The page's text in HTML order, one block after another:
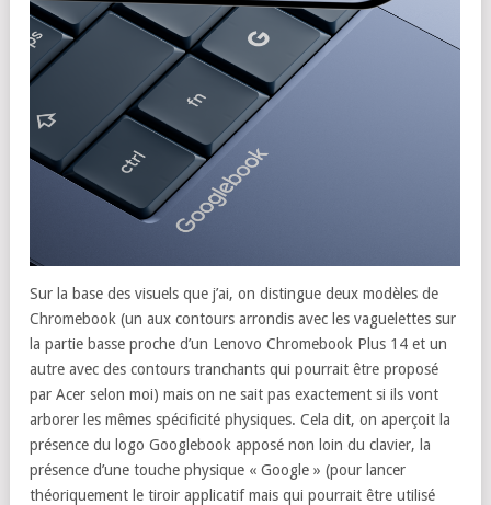
Sur la base des visuels que j’ai, on distingue deux modèles de
Chromebook (un aux contours arrondis avec les vaguelettes sur
la partie basse proche d’un Lenovo Chromebook Plus 14 et un
autre avec des contours tranchants qui pourrait être proposé
par Acer selon moi) mais on ne sait pas exactement si ils vont
arborer les mêmes spécificité physiques. Cela dit, on aperçoit la
présence du logo Googlebook apposé non loin du clavier, la
présence d’une touche physique « Google » (pour lancer
théoriquement le tiroir applicatif mais qui pourrait être utilisé